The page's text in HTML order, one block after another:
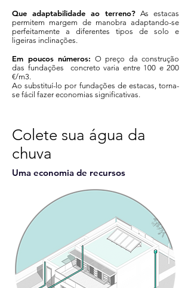
Que adaptabilidade ao terreno? As estacas
permitem margem de manobra adaptando-se
perfeitamente a diferentes tipos de solo e
ligeiras inclinações.
Em poucos números: O preço da construção
das fundações concreto varia entre 100 e 200
€/m3.
Ao substituí-lo por fundações de estacas, torna-
se fácil fazer economias significativas.
Colete sua água da
chuva
Uma economia de recursos